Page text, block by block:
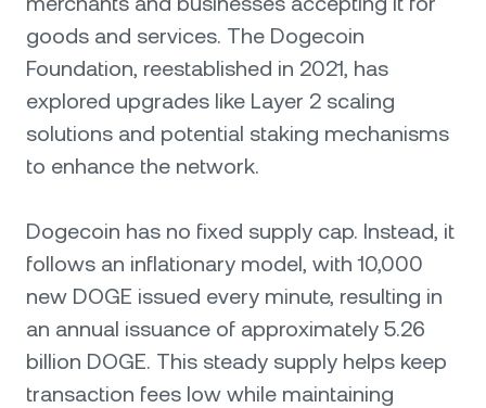
goods and services. The Dogecoin
Foundation, reestablished in 2021, has
explored upgrades like Layer 2 scaling
solutions and potential staking mechanisms
to enhance the network.
Dogecoin has no fixed supply cap. Instead, it
follows an inflationary model, with 10,000
new DOGE issued every minute, resulting in
an annual issuance of approximately 5.26
billion DOGE. This steady supply helps keep
transaction fees low while maintaining